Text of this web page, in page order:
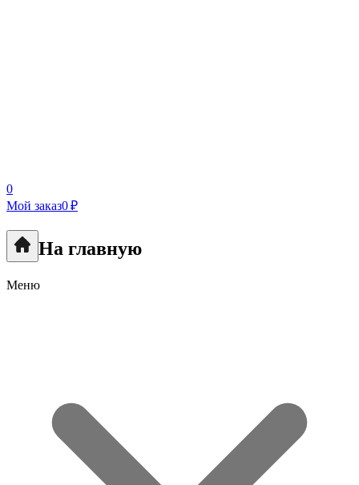
0
Мой заказ0 ₽
На главную
Меню